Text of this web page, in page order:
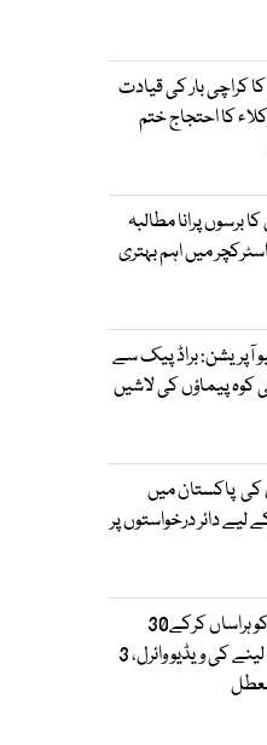
کراچی بار کی قیادت
کا احتجاج ختم
برسوں پرانا مطالبہ
میں اہم بہتری
آپریشن: براڈ پیک سے
پیماؤں کی لاشیں
کی پاکستان میں
دائر درخواستوں پر
کراچی: شہری کو ہراساں کرکے30
ہزارروپے رشوت لینے کی ویڈیو وائرل، 3